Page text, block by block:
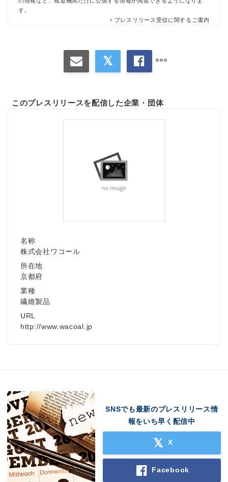
す。
プレスリリース受信に関するご案内
このプレスリリースを配信した企業・団体
名称
株式会社ワコール
所在地
京都府
業種
繊維製品
URL
http://www.wacoal.jp
SNSでも最新のプレスリリース情
報をいち早く配信中
X
Facebook